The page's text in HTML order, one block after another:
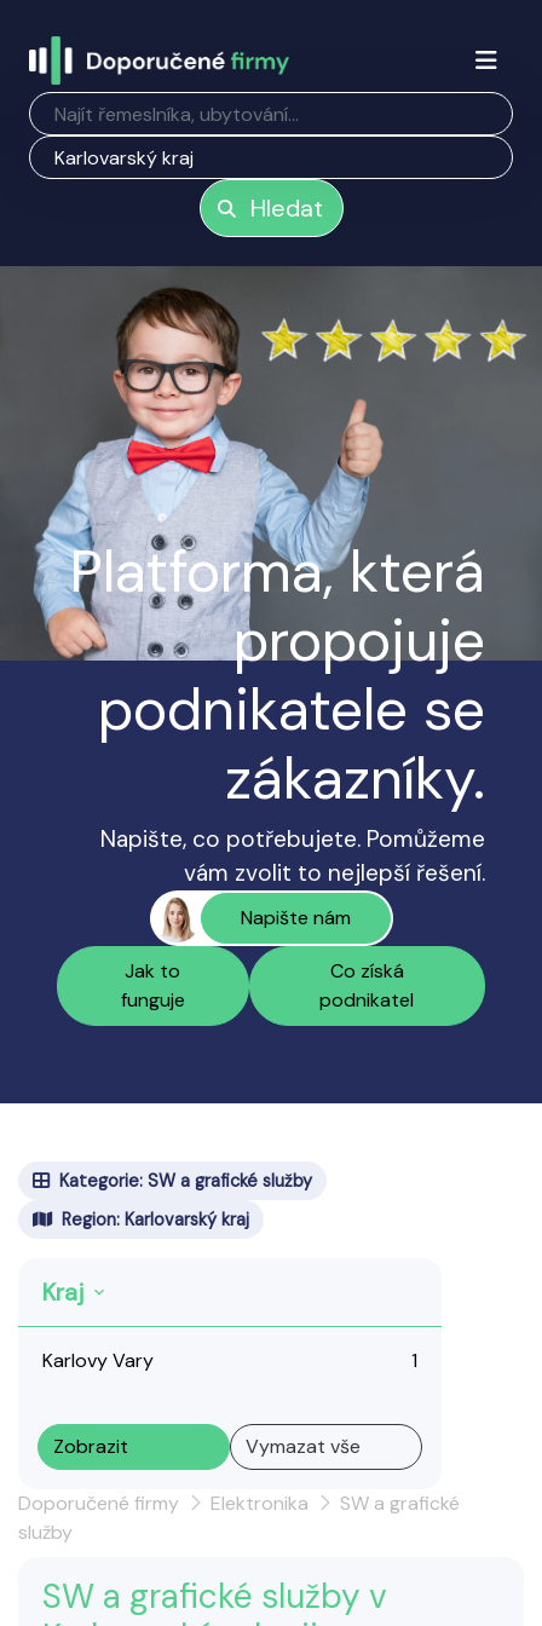
Hledat
Platforma, která
propojuje
podnikatele se
zákazníky.
Napište, co potřebujete. Pomůžeme
vám zvolit to nejlepší řešení.
Napište nám
Jak to
funguje
Co získá
podnikatel
Kategorie: SW a grafické služby
Region: Karlovarský kraj
Kraj
Karlovy Vary 1
Zobrazit Vymazat vše
Doporučené firmy Elektronika
SW a grafické
služby
SW a grafické služby v